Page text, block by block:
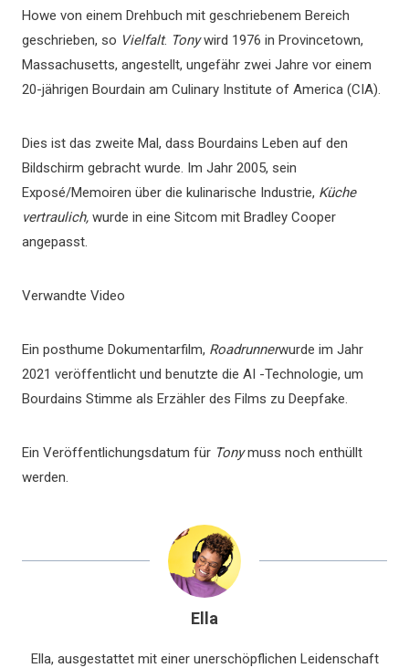
Howe von einem Drehbuch mit geschriebenem Bereich
geschrieben, so Vielfalt. Tonywird 1976 in Provincetown,
Massachusetts, angestellt, ungefähr zwei Jahre vor einem
20-jährigen Bourdain am Culinary Institute of America (CIA).
Dies ist das zweite Mal, dass Bourdains Leben auf den
Bildschirm gebracht wurde. Im Jahr 2005, sein
Exposé/Memoiren über die kulinarische Industrie, Küche
vertraulich, wurde in eine Sitcom mit Bradley Cooper
angepasst.
Verwandte Video
Ein posthume Dokumentarfilm, Roadrunnerwurde im Jahr
2021 veröffentlicht und benutzte die AI -Technologie, um
Bourdains Stimme als Erzähler des Films zu Deepfake.
Ein Veröffentlichungsdatum für Tonymuss noch enthüllt
werden.
Ella
Ella, ausgestattet mit einer unerschöpflichen Leidenschaft